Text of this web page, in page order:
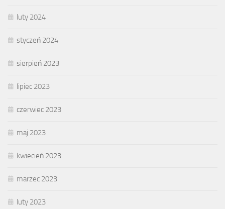
luty 2024
styczeń 2024
sierpień 2023
lipiec 2023
czerwiec 2023
maj 2023
kwiecień 2023
marzec 2023
luty 2023